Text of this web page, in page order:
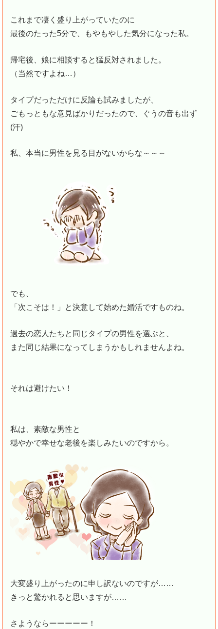
これまで凄く盛り上がっていたのに
最後のたった5分で、もやもやした気分になった私。
帰宅後、娘に相談すると猛反対されました。
（当然ですよね…）
タイプだっただけに反論も試みましたが、
ごもっともな意見ばかりだったので、ぐうの音も出ず
(汗)
私、本当に男性を見る目がないからな～～～
でも、
「次こそは！」と決意して始めた婚活ですものね。
過去の恋人たちと同じタイプの男性を選ぶと、
また同じ結果になってしまうかもしれませんよね。
それは避けたい！
私は、素敵な男性と
穏やかで幸せな老後を楽しみたいのですから。
大変盛り上がったのに申し訳ないのですが……
きっと驚かれると思いますが……
さようならーーーーー！